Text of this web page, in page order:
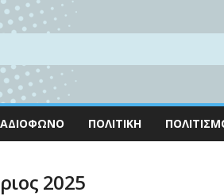
ΠΟΛΙΤΙΚΉ
2025